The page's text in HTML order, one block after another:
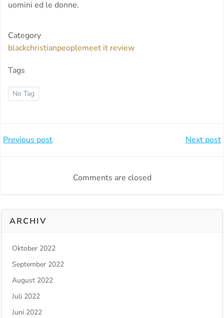
uomini ed le donne.
Category
blackchristianpeoplemeet it review
Tags
No Tag
Beitragsnavigation
Previous post Next post
Comments are closed
ARCHIV
Oktober 2022
September 2022
August 2022
Juli 2022
Juni 2022